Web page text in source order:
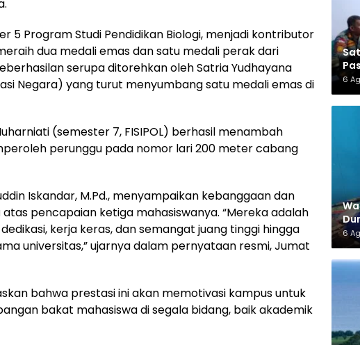
5 Program Studi Pendidikan Biologi, menjadi kontributor
dua medali emas dan satu medali perak dari
serupa ditorehkan oleh Satria Yudhayana
Negara) yang turut menyumbang satu medali emas di
(semester 7, FISIPOL) berhasil menambah
perunggu pada nomor lari 200 meter cabang
Iskandar, M.Pd., menyampaikan kebanggaan dan
pencapaian ketiga mahasiswanya. “Mereka adalah
kerja keras, dan semangat juang tinggi hingga
universitas,” ujarnya dalam pernyataan resmi, Jumat
bahwa prestasi ini akan memotivasi kampus untuk
bakat mahasiswa di segala bidang, baik akademik
6
6